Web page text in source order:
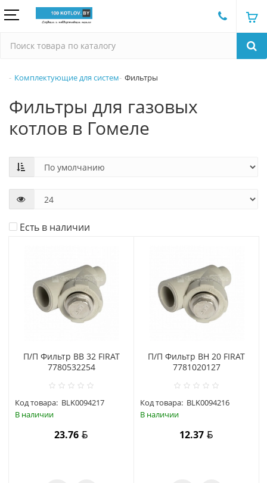
Комплектующие для систем Фильтры
Фильтры для газовых
котлов в Гомеле
Есть в наличии
П/П Фильтр ВВ 32 FIRAT
7780532254
Код товара: BLK0094217
В наличии
23.76
П/П Фильтр ВН 20 FIRAT
7781020127
Код товара: BLK0094216
В наличии
12.37